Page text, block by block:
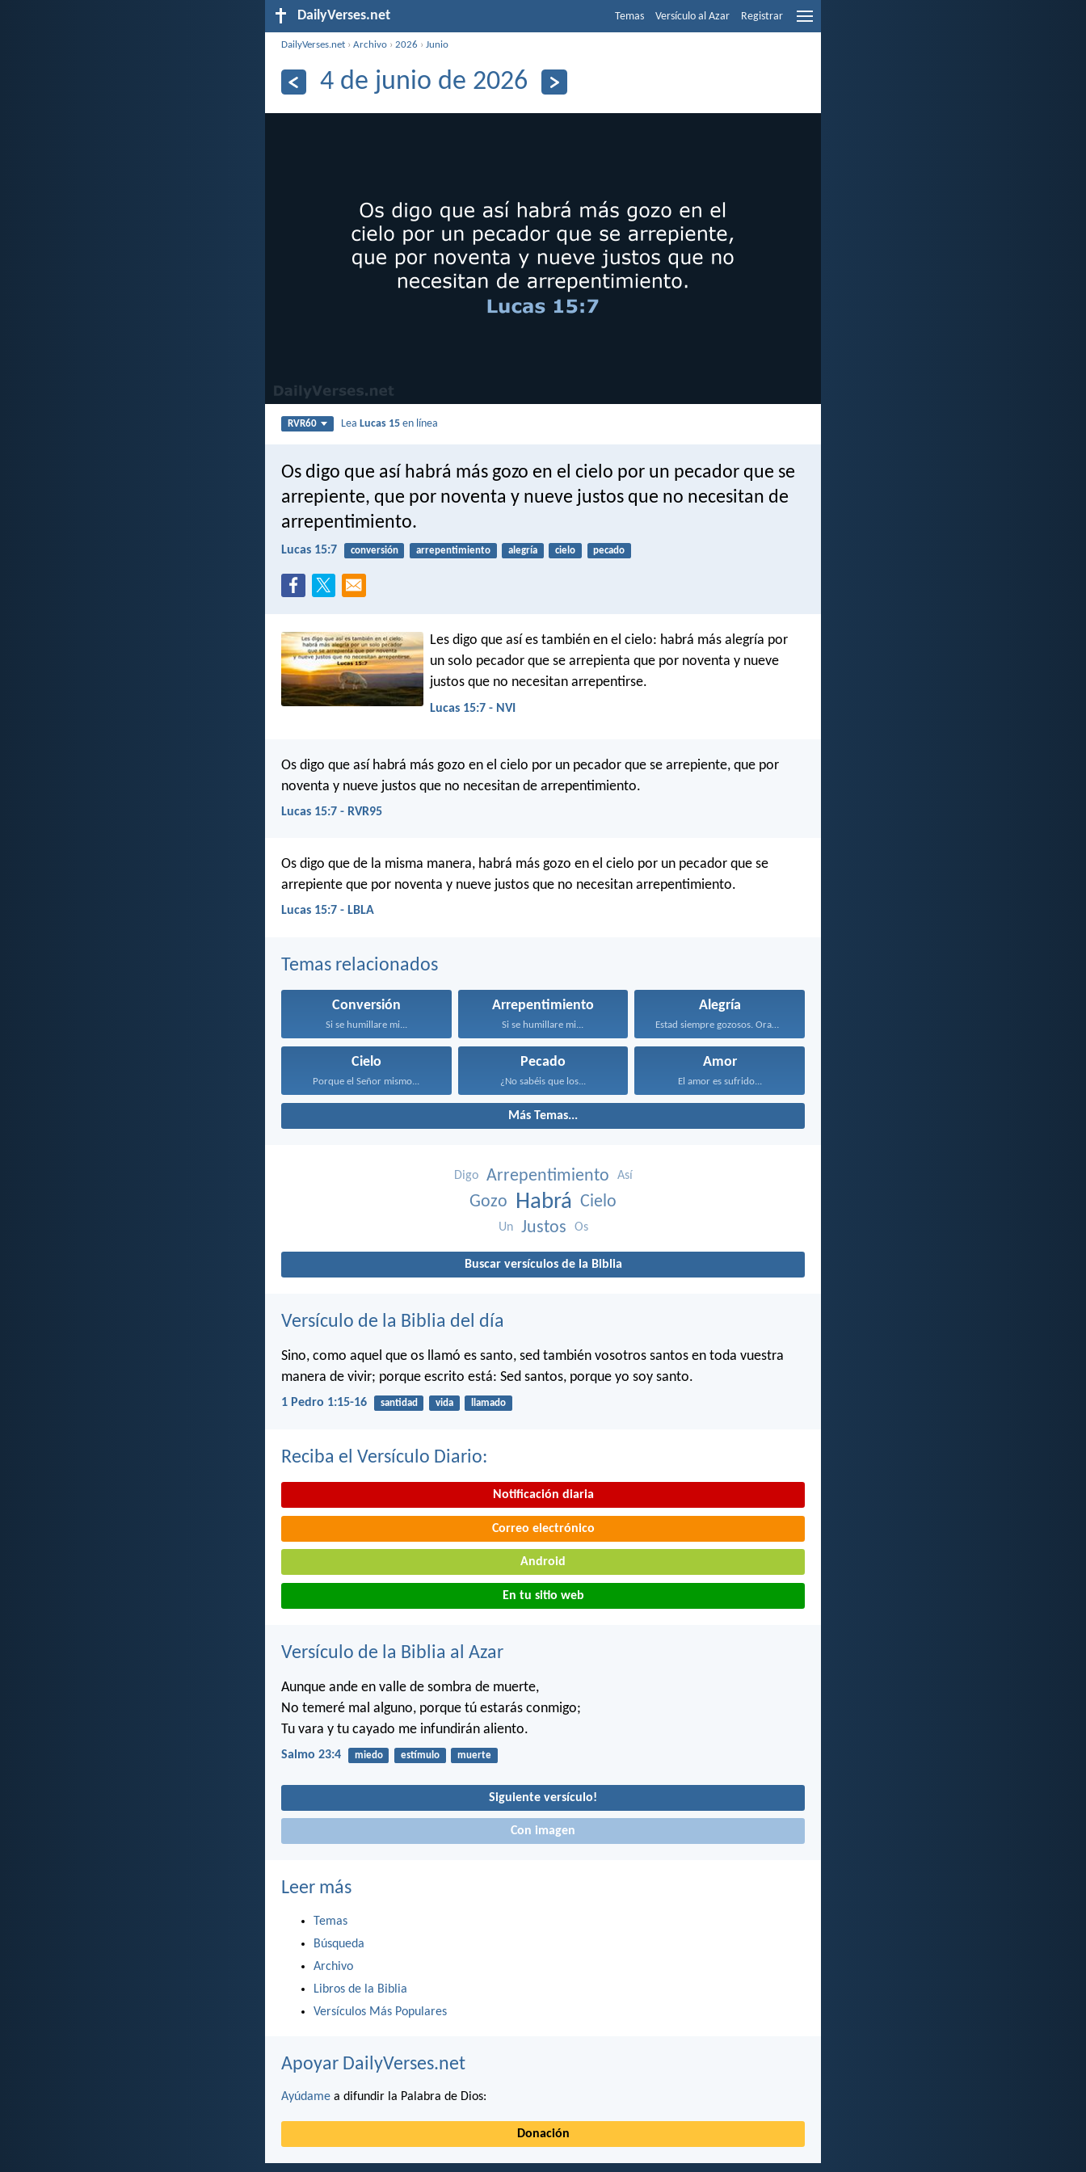
DailyVerses.net Temas Versículo al Azar Registrar
DailyVerses.net ›Archivo ›2026 ›Junio
4 de junio de 2026
RVR60 LeaLucas 15 en línea
Os digo que así habrá más gozo en el cielo por un pecador que se
arrepiente, que por noventa y nueve justos que no necesitan de
arrepentimiento.
Lucas 15:7 conversión arrepentimiento alegría cielo pecado
Les digo que así es también en el cielo: habrá más alegría por
un solo pecador que se arrepienta que por noventa y nueve
justos que no necesitan arrepentirse.
Lucas 15:7 - NVI
Os digo que así habrá más gozo en el cielo por un pecador que se arrepiente, que por
noventa y nueve justos que no necesitan de arrepentimiento.
Lucas 15:7 - RVR95
Os digo que de la misma manera, habrá más gozo en el cielo por un pecador que se
arrepiente que por noventa y nueve justos que no necesitan arrepentimiento.
Lucas 15:7 - LBLA
Temas relacionados
Conversión
Si se humillare mi...
Arrepentimiento
Si se humillare mi...
Alegría
Estad siempre gozosos. Orad...
Cielo
Porque el Señor mismo...
Pecado
¿No sabéis que los...
Amor
El amor es sufrido...
Más Temas...
Digo Arrepentimiento Así
Gozo Habrá Cielo
Un Justos Os
Buscar versículos de la Biblia
Versículo de la Biblia del día
Sino, como aquel que os llamó es santo, sed también vosotros santos en toda vuestra
manera de vivir; porque escrito está: Sed santos, porque yo soy santo.
1 Pedro 1:15-16 santidad vida llamado
Reciba el Versículo Diario:
Notificación diaria
Correo electrónico
Android
En tu sitio web
Versículo de la Biblia al Azar
Aunque ande en valle de sombra de muerte,
No temeré mal alguno, porque tú estarás conmigo;
Tu vara y tu cayado me infundirán aliento.
Salmo 23:4 miedo estímulo muerte
Siguiente versículo!
Con imagen
Leer más
Temas
Búsqueda
Archivo
Libros de la Biblia
Versículos Más Populares
Apoyar DailyVerses.net
Ayúdame a difundir la Palabra de Dios:
Donación